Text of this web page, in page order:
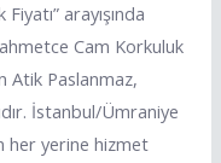
arayışında
Cam Korkuluk
Atik Paslanmaz,
İstanbul/Ümraniye
her yerine hizmet